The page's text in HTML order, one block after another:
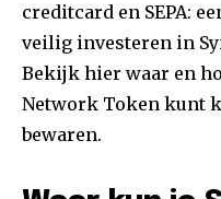
creditcard en SEPA:
veilig investeren in
Bekijk hier waar en
Network Token kunt
bewaren.